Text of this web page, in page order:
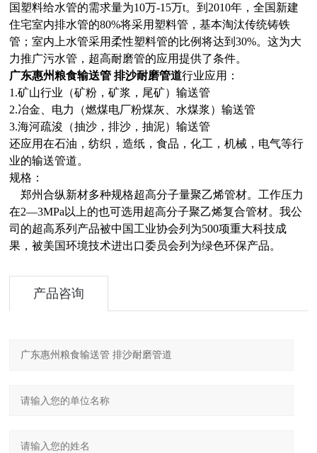
国塑料给水管的需求量为10万-15万t。到2010年，全国新建
住宅室内排水管的80%将采用塑料管，基本淘汰传统铸铁
管；室内上水管采用柔性塑料管的比例将达到30%。这为大
力推广污水管，超高耐磨管的应用提供了条件。
广东惠州粮食输送管 排沙耐磨管道行业应用：
1.矿山行业（矿粉，矿浆，尾矿）输送管
2.冶金、电力（燃煤电厂粉煤灰、水煤浆）输送管
3.海河疏浚（抽沙，排沙，抽泥）输送管
还应用在石油，纺织，造纸，食品，化工，机械，电气等行
业的输送管道。
规格：
郑州合纵新材多种规格超高分子量聚乙烯管材。工作压力
在2—3MPa以上的也可选用超高分子聚乙烯复合管材。我公
司的超高系列产品被中国工业协会列为500项重大科技成
果，被美国环境技术进出口委员会列为绿色环保产品。
产品咨询